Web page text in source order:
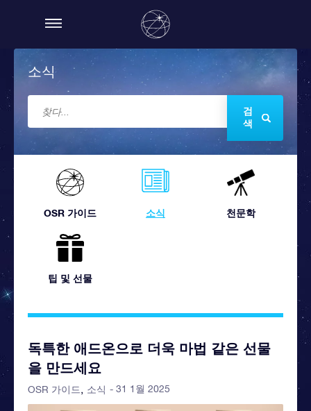
소식
검
색
OSR 가이드 소식 천문학
팁 및 선물
독특한 애드온으로 더욱 마법 같은 선물
을 만드세요
OSR 가이드 소식 - 31 1월 2025